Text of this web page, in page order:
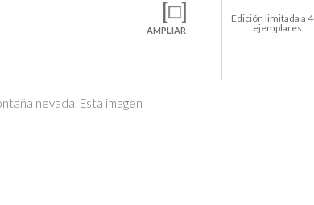
AMPLIAR
nevada. Esta imagen
Edición limitada a
ejemplares